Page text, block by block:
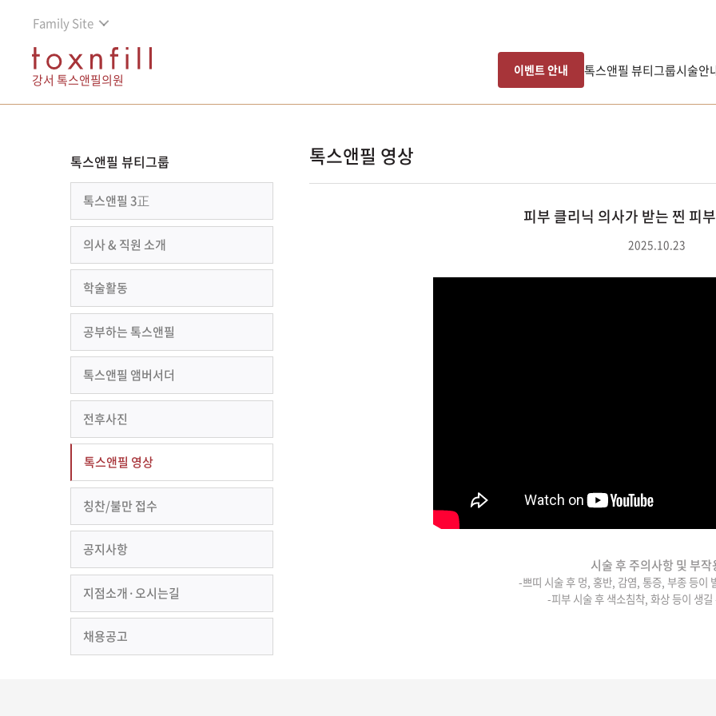
Family Site
강서 톡스앤필의원
이벤트 안내 톡스앤필 뷰티그룹시술안
톡스앤필 뷰티그룹
톡스앤필 3正
의사 & 직원 소개
학술활동
공부하는 톡스앤필
톡스앤필 앰버서더
전후사진
톡스앤필 영상
칭찬/불만 접수
공지사항
지점소개·오시는길
채용공고
톡스앤필 영상
피부 클리닉 의사가 받는 찐 피
2025.10.23
시술 후 주의사항 및 부작
-쁘띠 시술 후 멍, 홍반, 감염, 통증, 부종 등이
-피부 시술 후 색소침착, 화상 등이 생